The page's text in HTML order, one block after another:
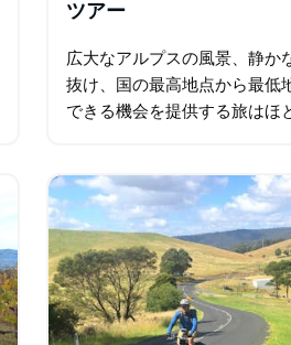
ツアー
広大なアルプスの風景、静か
抜け、国の最高地点から最低
できる機会を提供する旅はほ